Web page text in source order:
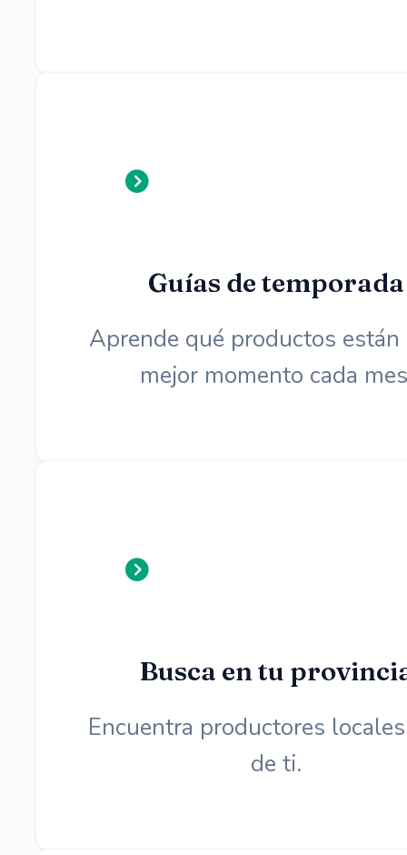
Guías de temporada
Aprende qué productos están
mejor momento cada
Busca en tu
Encuentra productores
de ti.